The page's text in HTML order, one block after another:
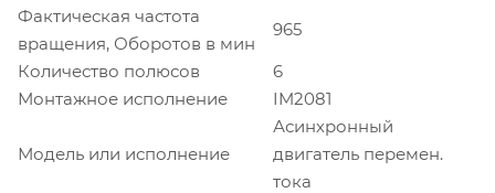
Фактическая частота
вращения, Оборотов в мин
965
Количество полюсов
6
Монтажное исполнение
IM2081
Модель или исполнение
Асинхронный
двигатель перемен.
тока